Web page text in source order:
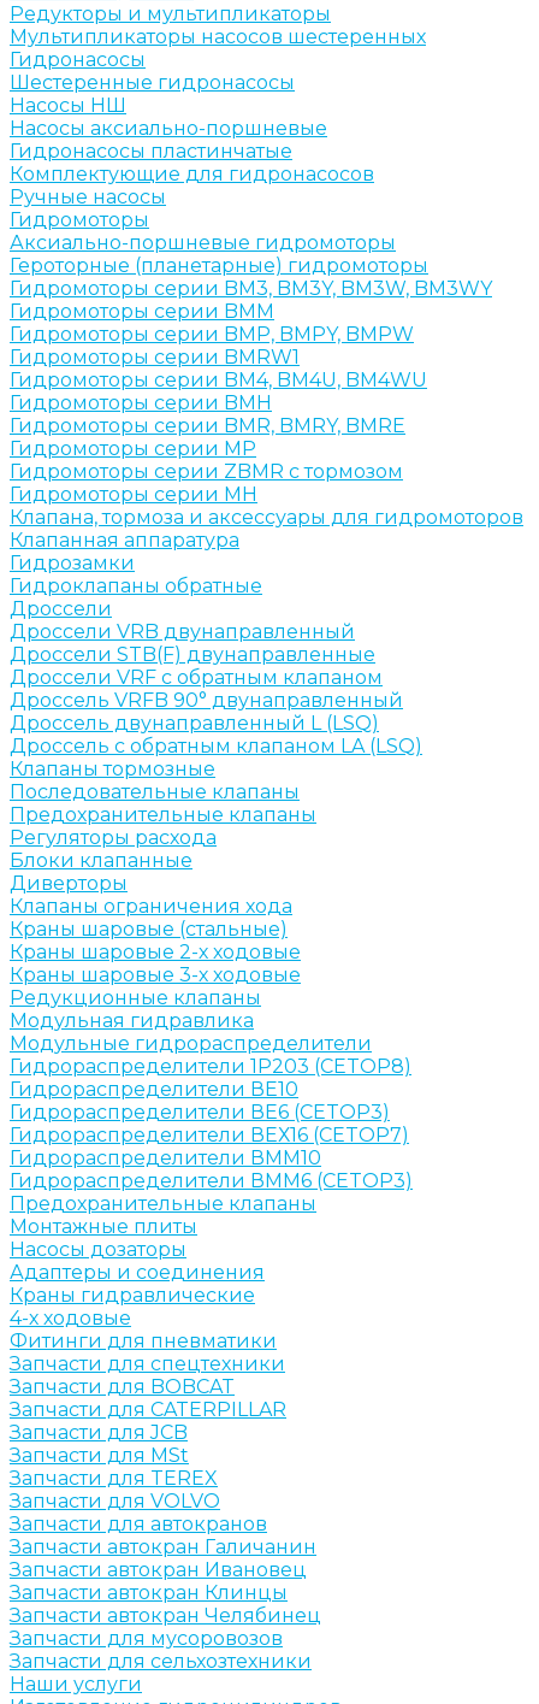
Редукторы и мультипликаторы
Мультипликаторы насосов шестеренных
Гидронасосы
Шестеренные гидронасосы
Насосы НШ
Насосы аксиально-поршневые
Гидронасосы пластинчатые
Комплектующие для гидронасосов
Ручные насосы
Гидромоторы
Аксиально-поршневые гидромоторы
Героторные (планетарные) гидромоторы
Гидромоторы серии BM3, BM3Y, BM3W, BM3WY
Гидромоторы серии BMM
Гидромоторы серии BMP, BMPY, BMPW
Гидромоторы серии BMRW1
Гидромоторы серии BМ4, BM4U, BМ4WU
Гидромоторы серии BМH
Гидромоторы серии BМR, BMRY, BМRE
Гидромоторы серии MP
Гидромоторы серии ZBMR с тормозом
Гидромоторы серии МH
Клапана, тормоза и аксессуары для гидромоторов
Клапанная аппаратура
Гидрозамки
Гидроклапаны обратные
Дроссели
Дроссели VRB двунаправленный
Дроссели STB(F) двунаправленные
Дроссели VRF с обратным клапаном
Дроссель VRFB 90° двунаправленный
Дроссель двунаправленный L (LSQ)
Дроссель с обратным клапаном LA (LSQ)
Клапаны тормозные
Последовательные клапаны
Предохранительные клапаны
Регуляторы расхода
Блоки клапанные
Диверторы
Клапаны ограничения хода
Краны шаровые (стальные)
Краны шаровые 2-х ходовые
Краны шаровые 3-х ходовые
Редукционные клапаны
Модульная гидравлика
Модульные гидрораспределители
Гидрораспределители 1Р203 (CETOP8)
Гидрораспределители ВЕ10
Гидрораспределители ВЕ6 (CETOP3)
Гидрораспределители ВЕХ16 (CETOP7)
Гидрораспределители ВММ10
Гидрораспределители ВММ6 (CETOP3)
Предохранительные клапаны
Монтажные плиты
Насосы дозаторы
Адаптеры и соединения
Краны гидравлические
4-х ходовые
Фитинги для пневматики
Запчасти для спецтехники
Запчасти для BOBCAT
Запчасти для CATERPILLAR
Запчасти для JCB
Запчасти для MSt
Запчасти для TEREX
Запчасти для VOLVO
Запчасти для автокранов
Запчасти автокран Галичанин
Запчасти автокран Ивановец
Запчасти автокран Клинцы
Запчасти автокран Челябинец
Запчасти для мусоровозов
Запчасти для сельхозтехники
Наши услуги